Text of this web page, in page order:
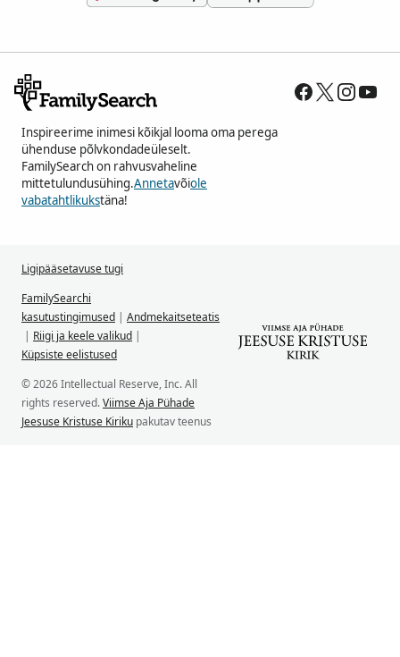
Inspireerime inimesi kõikjal looma oma perega
ühenduse põlvkondadeüleselt.
FamilySearch on rahvusvaheline
mittetulundusühing.Annetavõiole
vabatahtlikukstäna!
Ligipääsetavuse tugi
FamilySearchi
kasutustingimused | Andmekaitseteatis
| Riigi ja keele valikud |
Küpsiste eelistused
© 2026 Intellectual Reserve, Inc. All
rights reserved.Viimse Aja Pühade
Jeesuse Kristuse Kiriku pakutav teenus